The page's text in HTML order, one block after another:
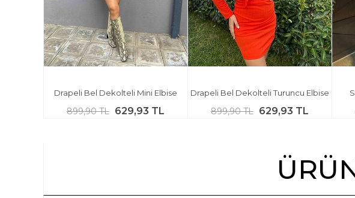
Drapeli Bel Dekolteli Mini Elbise
899,90 TL 629,93 TL
Drapeli Bel Dekolteli Turuncu Elbise
899,90 TL 629,93 TL